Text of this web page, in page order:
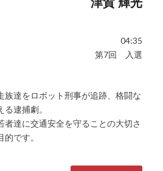
04:35
第7回 入選
族達をロボット刑事が追跡、格闘な
逮捕劇。
者達に交通安全を守ることの大切さ
です。